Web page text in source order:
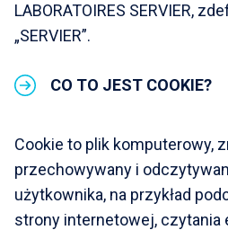
LABORATOIRES SERVIER,
„SERVIER”.
CO TO JEST COOKIE?
Cookie to plik komputerowy,
przechowywany i
użytkownika, na przykład
strony internetowej, czytania